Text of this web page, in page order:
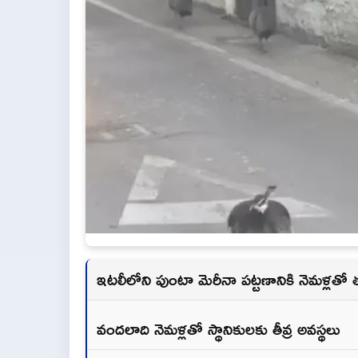
ఇటలీలోని పుంటా మెరీనా పట్టణానికి
వందలాది నెమళ్లతో స్థానికులకు తీవ్ర అవస్థలు